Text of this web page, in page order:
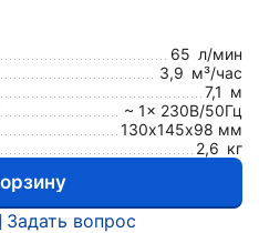
65 л/мин
3,9 м³/час
7,1 м
~ 1x 230В/50Гц
130х145х98 мм
2,6 кг
Задать вопрос